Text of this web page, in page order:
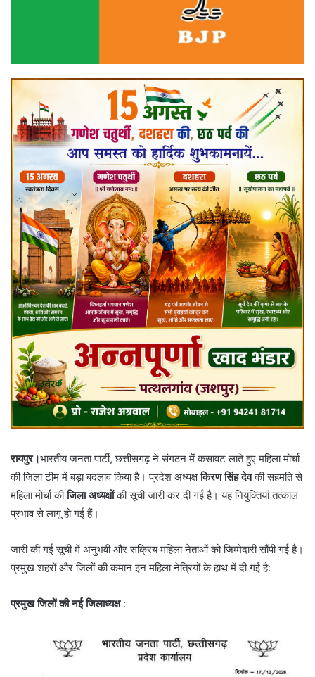
रायपुर।भारतीय जनता पार्टी, छत्तीसगढ़ ने संगठन में कसावट लाते हुए महिला मोर्चा
की जिला टीम में बड़ा बदलाव किया है। प्रदेश अध्यक्षकिरण सिंह देवकी सहमति से
महिला मोर्चा कीजिला अध्यक्षोंकी सूची जारी कर दी गई है। यह नियुक्तियां तत्काल
प्रभाव से लागू हो गई हैं।
​जारी की गई सूची में अनुभवी और सक्रिय महिला नेताओं को जिम्मेदारी सौंपी गई है।
प्रमुख शहरों और जिलों की कमान इन महिला नेत्रियों के हाथ में दी गई है:
प्रमुख जिलों की नई जिलाध्यक्ष: